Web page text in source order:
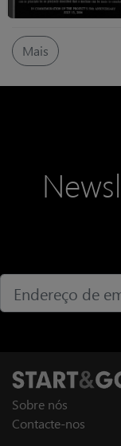
Mais
Sobre nós
Contacte-nos